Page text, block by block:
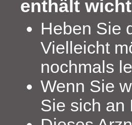
enthält
Heben Sie
Vielleicht
nochmals
Wenn Sie
Sie sich an